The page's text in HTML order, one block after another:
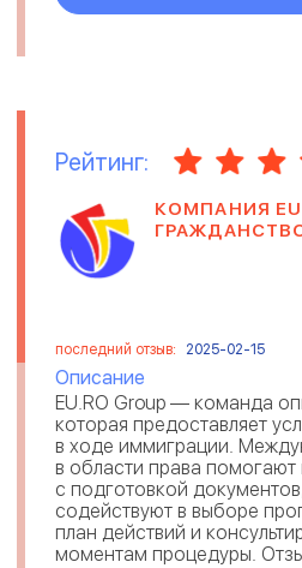
Рейтинг:
КОМПАНИЯ
последний отзыв: 2025-02-15
Описание
EU.RO Group — команда
которая предоставляет
в ходе иммиграции.
в области права помогают
с подготовкой
содействуют в выборе
план действий и
моментам процедуры.